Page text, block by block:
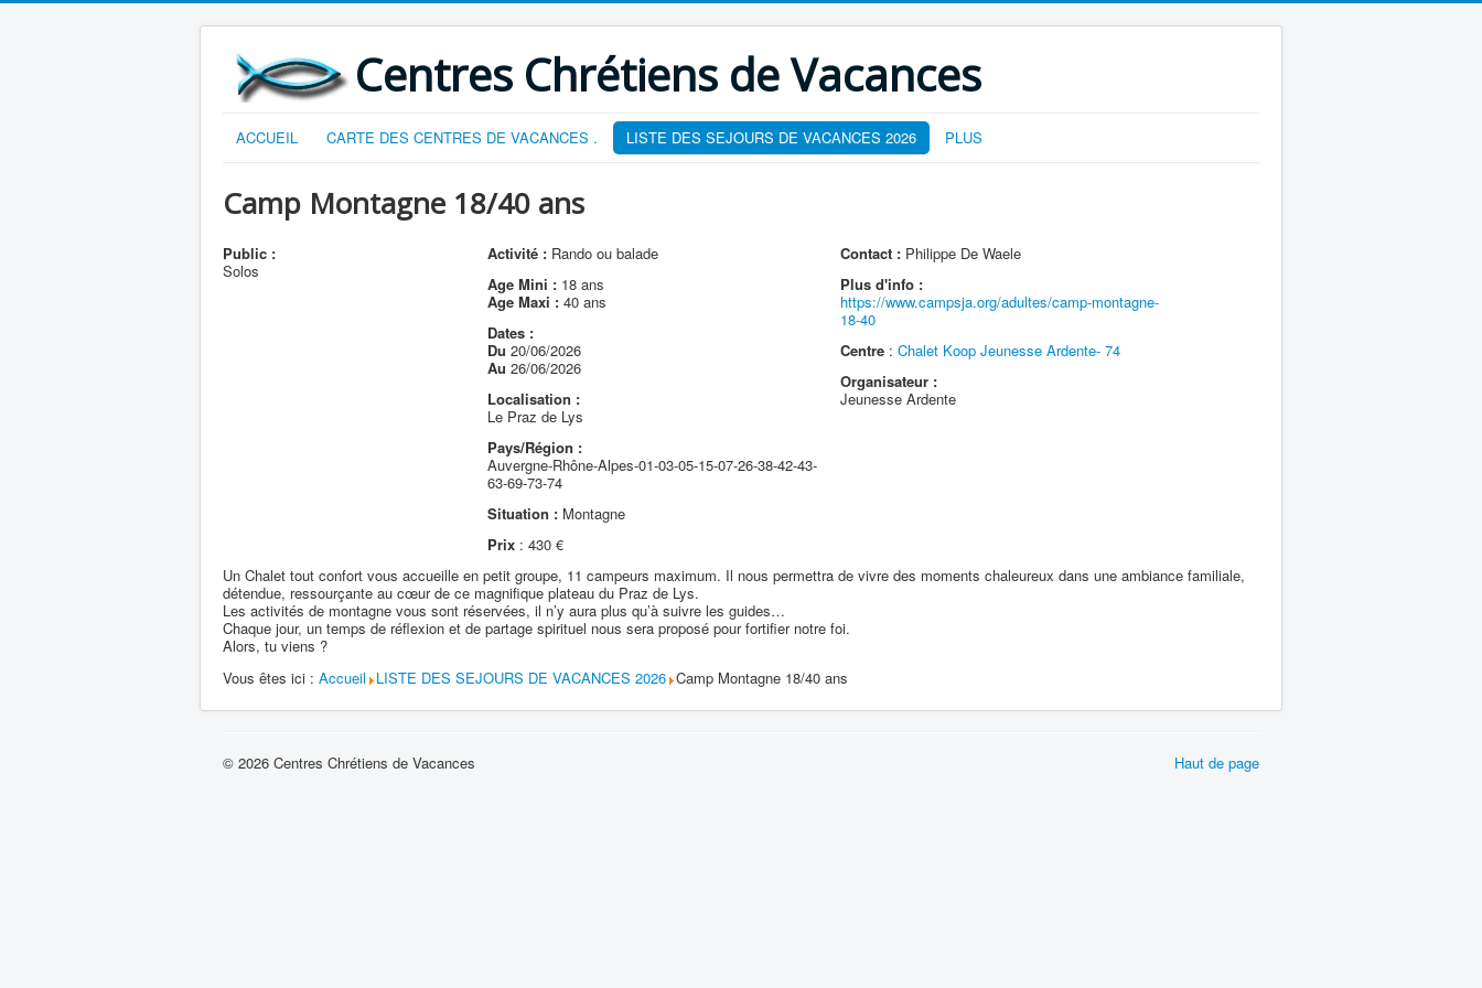
Centres Chrétiens de Vacances
ACCUEIL CARTE DES CENTRES DE VACANCES . LISTE DES SEJOURS DE VACANCES 2026 PLUS
Camp Montagne 18/40 ans
Public :
Solos
Activité : Rando ou balade
Age Mini : 18 ans
Age Maxi : 40 ans
Dates :
Du 20/06/2026
Au 26/06/2026
Localisation :
Le Praz de Lys
Pays/Région :
Auvergne-Rhône-Alpes-01-03-05-15-07-26-38-42-43-
63-69-73-74
Situation : Montagne
Prix : 430 €
Contact : Philippe De Waele
Plus d'info :
https://www.campsja.org/adultes/camp-montagne-
18-40
Centre : Chalet Koop Jeunesse Ardente- 74
Organisateur :
Jeunesse Ardente
Un Chalet tout confort vous accueille en petit groupe, 11 campeurs maximum. Il nous permettra de vivre des moments chaleureux dans une ambiance familiale,
détendue, ressourçante au cœur de ce magnifique plateau du Praz de Lys.
Les activités de montagne vous sont réservées, il n’y aura plus qu’à suivre les guides…
Chaque jour, un temps de réflexion et de partage spirituel nous sera proposé pour fortifier notre foi.
Alors, tu viens ?
Vous êtes ici : Accueil LISTE DES SEJOURS DE VACANCES 2026 Camp Montagne 18/40 ans
Haut de page
© 2026 Centres Chrétiens de Vacances